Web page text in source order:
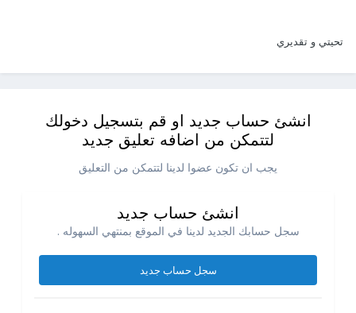
تحيتي و تقديري
انشئ حساب جديد او قم بتسجيل دخولك
لتتمكن من اضافه تعليق جديد
يجب ان تكون عضوا لدينا لتتمكن من التعليق
انشئ حساب جديد
سجل حسابك الجديد لدينا في الموقع بمنتهي السهوله .
سجل حساب جديد